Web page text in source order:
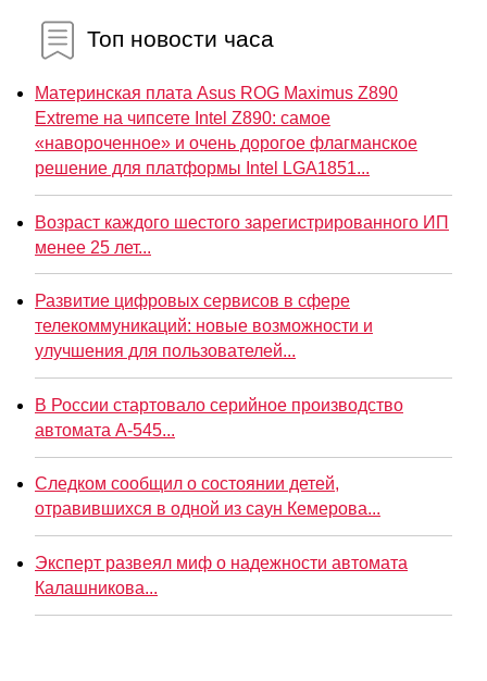
Топ новости часа
Материнская плата Asus ROG Maximus Z890
Extreme на чипсете Intel Z890: самое
«навороченное» и очень дорогое флагманское
решение для платформы Intel LGA1851...
Возраст каждого шестого зарегистрированного ИП
менее 25 лет...
Развитие цифровых сервисов в сфере
телекоммуникаций: новые возможности и
улучшения для пользователей...
В России стартовало серийное производство
автомата А-545...
Следком сообщил о состоянии детей,
отравившихся в одной из саун Кемерова...
Эксперт развеял миф о надежности автомата
Калашникова...